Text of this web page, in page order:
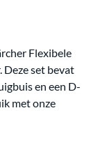
Flexibele
set bevat
en een D-
met onze